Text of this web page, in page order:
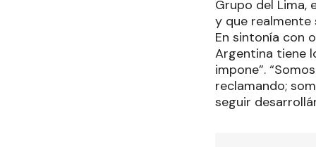
Grupo del Lima,
y que realmente
En sintonía con
Argentina tiene
impone”.
reclamando;
seguir